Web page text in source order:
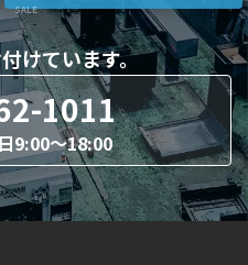
SALE
けています。
1011
9:00〜18:00